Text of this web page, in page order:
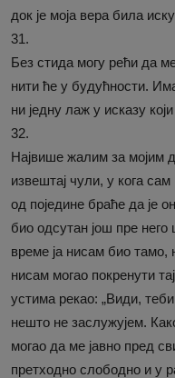
док је моја вера била
31.
Без стида могу рећи да
нити ће у будућности.
ни једну лаж у исказу
32.
Највише жалим за мојим
извештај чули, у кога
од поједине браће да је
био одсутан још пре него
време ја нисам био тамо,
нисам могао покренути
устима рекао: „Види,
нешто не заслужујем.
могао да ме јавно пред
претходно слободно и у